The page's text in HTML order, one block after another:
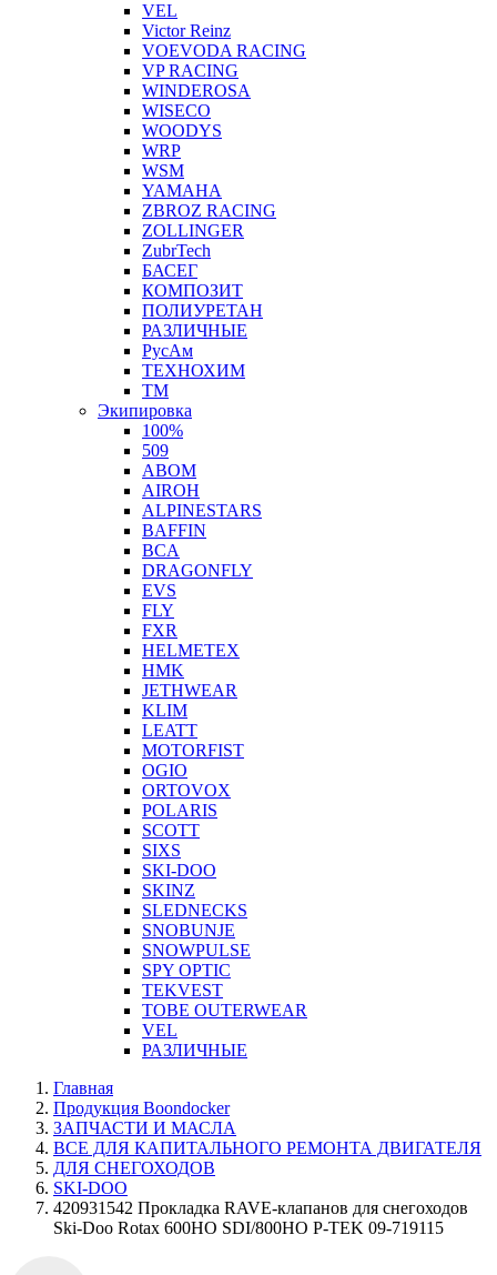
VEL
Victor Reinz
VOEVODA RACING
VP RACING
WINDEROSA
WISECO
WOODYS
WRP
WSM
YAMAHA
ZBROZ RACING
ZOLLINGER
ZubrTech
БАСЕГ
КОМПОЗИТ
ПОЛИУРЕТАН
РАЗЛИЧНЫЕ
РусАм
ТЕХНОХИМ
ТМ
Экипировка
100%
509
ABOM
AIROH
ALPINESTARS
BAFFIN
BCA
DRAGONFLY
EVS
FLY
FXR
HELMETEX
HMK
JETHWEAR
KLIM
LEATT
MOTORFIST
OGIO
ORTOVOX
POLARIS
SCOTT
SIXS
SKI-DOO
SKINZ
SLEDNECKS
SNOBUNJE
SNOWPULSE
SPY OPTIC
TEKVEST
TOBE OUTERWEAR
VEL
РАЗЛИЧНЫЕ
Главная
Продукция Boondocker
ЗАПЧАСТИ И МАСЛА
ВСЕ ДЛЯ КАПИТАЛЬНОГО РЕМОНТА ДВИГАТЕЛЯ
ДЛЯ СНЕГОХОДОВ
SKI-DOO
420931542 Прокладка RAVE-клапанов для снегоходов
Ski-Doo Rotax 600HO SDI/800HO P-TEK 09-719115